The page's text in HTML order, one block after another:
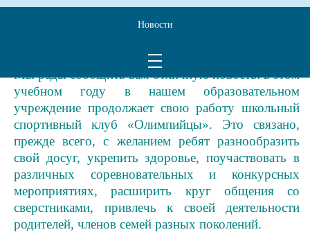
Клуб – общество людей, которых объединяет
одна цель. Они едины духом.
кому интересна спортивная жизнь в нашей школе!
Мы рады сообщить вам отличную новость: в этом
учебном году в нашем образовательном
учреждение продолжает свою работу школьный
спортивный клуб «Олимпийцы». Это связано,
прежде всего, с желанием ребят разнообразить
свой досуг, укрепить здоровье, поучаствовать в
различных соревновательных и конкурсных
мероприятиях, расширить круг общения со
сверстниками, привлечь к своей деятельности
родителей, членов семей разных поколений.
Новости